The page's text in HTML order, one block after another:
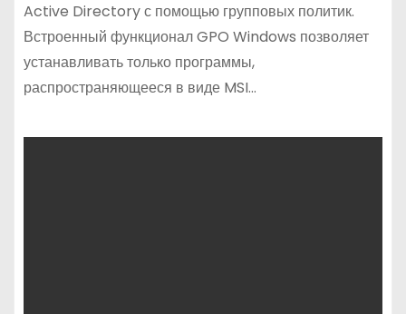
Active Directory с помощью групповых политик.
Встроенный функционал GPO Windows позволяет
устанавливать только программы,
распространяющееся в виде MSI…